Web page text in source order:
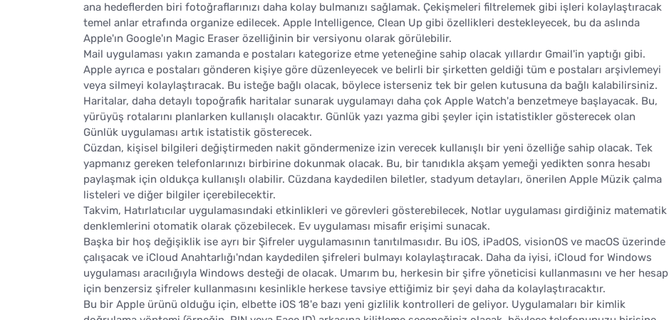
ana hedeflerden biri fotoğraflarınızı daha kolay bulmanızı sağlamak. Çekişmeleri filtrelemek gibi işleri kolaylaştıracak
temel anlar etrafında organize edilecek. Apple Intelligence, Clean Up gibi özellikleri destekleyecek, bu da aslında
Apple'ın Google'ın Magic Eraser özelliğinin bir versiyonu olarak görülebilir.
Mail uygulaması yakın zamanda e postaları kategorize etme yeteneğine sahip olacak yıllardır Gmail'in yaptığı gibi.
Apple ayrıca e postaları gönderen kişiye göre düzenleyecek ve belirli bir şirketten geldiği tüm e postaları arşivlemeyi
veya silmeyi kolaylaştıracak. Bu isteğe bağlı olacak, böylece isterseniz tek bir gelen kutusuna da bağlı kalabilirsiniz.
Haritalar, daha detaylı topoğrafik haritalar sunarak uygulamayı daha çok Apple Watch'a benzetmeye başlayacak. Bu,
yürüyüş rotalarını planlarken kullanışlı olacaktır. Günlük yazı yazma gibi şeyler için istatistikler gösterecek olan
Günlük uygulaması artık istatistik gösterecek.
Cüzdan, kişisel bilgileri değiştirmeden nakit göndermenize izin verecek kullanışlı bir yeni özelliğe sahip olacak. Tek
yapmanız gereken telefonlarınızı birbirine dokunmak olacak. Bu, bir tanıdıkla akşam yemeği yedikten sonra hesabı
paylaşmak için oldukça kullanışlı olabilir. Cüzdana kaydedilen biletler, stadyum detayları, önerilen Apple Müzik çalma
listeleri ve diğer bilgiler içerebilecektir.
Takvim, Hatırlatıcılar uygulamasındaki etkinlikleri ve görevleri gösterebilecek, Notlar uygulaması girdiğiniz matematik
denklemlerini otomatik olarak çözebilecek. Ev uygulaması misafir erişimi sunacak.
Başka bir hoş değişiklik ise ayrı bir Şifreler uygulamasının tanıtılmasıdır. Bu iOS, iPadOS, visionOS ve macOS üzerinde
çalışacak ve iCloud Anahtarlığı'ndan kaydedilen şifreleri bulmayı kolaylaştıracak. Daha da iyisi, iCloud for Windows
uygulaması aracılığıyla Windows desteği de olacak. Umarım bu, herkesin bir şifre yöneticisi kullanmasını ve her hesap
için benzersiz şifreler kullanmasını kesinlikle herkese tavsiye ettiğimiz bir şeyi daha da kolaylaştıracaktır.
Bu bir Apple ürünü olduğu için, elbette iOS 18'e bazı yeni gizlilik kontrolleri de geliyor. Uygulamaları bir kimlik